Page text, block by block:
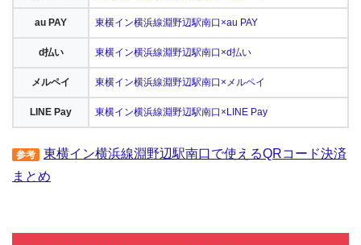
au PAY 東横イン横浜線淵野辺駅南口×au PAY
d払い 東横イン横浜線淵野辺駅南口×d払い
メルペイ 東横イン横浜線淵野辺駅南口×メルペイ
LINE Pay 東横イン横浜線淵野辺駅南口×LINE Pay
参考
東横イン横浜線淵野辺駅南口で使えるQRコード決済
まとめ